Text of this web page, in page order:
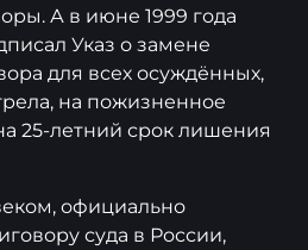
А в июне 1999 года
Указ о замене
для всех осуждённых,
на пожизненное
25-летний срок лишения
официально
суда в России,